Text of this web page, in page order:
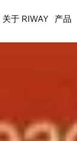
关于 RIWAY 产品